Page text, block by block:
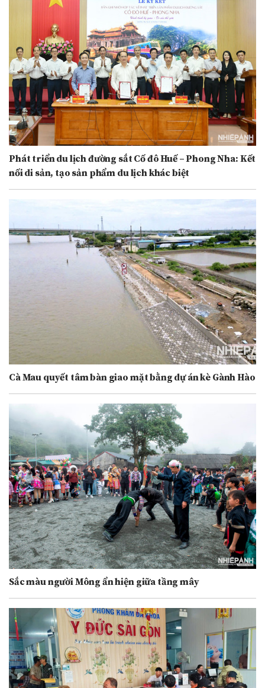
Phát triển du lịch đường sắt Cố đô Huế – Phong Nha: Kết
nối di sản, tạo sản phẩm du lịch khác biệt
Cà Mau quyết tâm bàn giao mặt bằng dự án kè Gành Hào
Sắc màu người Mông ẩn hiện giữa tầng mây